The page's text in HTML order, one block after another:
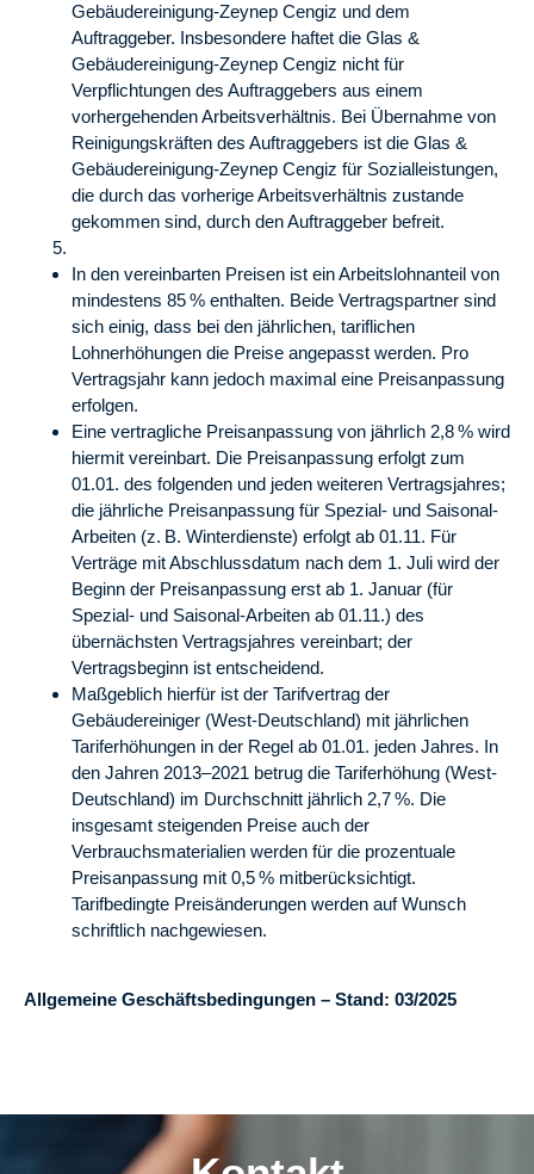
Gebäudereinigung-Zeynep Cengiz und dem
Auftraggeber. Insbesondere haftet die Glas &
Gebäudereinigung-Zeynep Cengiz nicht für
Verpflichtungen des Auftraggebers aus einem
vorhergehenden Arbeitsverhältnis. Bei Übernahme von
Reinigungskräften des Auftraggebers ist die Glas &
Gebäudereinigung-Zeynep Cengiz für Sozialleistungen,
die durch das vorherige Arbeitsverhältnis zustande
gekommen sind, durch den Auftraggeber befreit.
In den vereinbarten Preisen ist ein Arbeitslohnanteil von
mindestens 85 % enthalten. Beide Vertragspartner sind
sich einig, dass bei den jährlichen, tariflichen
Lohnerhöhungen die Preise angepasst werden. Pro
Vertragsjahr kann jedoch maximal eine Preisanpassung
erfolgen.
Eine vertragliche Preisanpassung von jährlich 2,8 % wird
hiermit vereinbart. Die Preisanpassung erfolgt zum
01.01. des folgenden und jeden weiteren Vertragsjahres;
die jährliche Preisanpassung für Spezial- und Saisonal-
Arbeiten (z. B. Winterdienste) erfolgt ab 01.11. Für
Verträge mit Abschlussdatum nach dem 1. Juli wird der
Beginn der Preisanpassung erst ab 1. Januar (für
Spezial- und Saisonal-Arbeiten ab 01.11.) des
übernächsten Vertragsjahres vereinbart; der
Vertragsbeginn ist entscheidend.
Maßgeblich hierfür ist der Tarifvertrag der
Gebäudereiniger (West-Deutschland) mit jährlichen
Tariferhöhungen in der Regel ab 01.01. jeden Jahres. In
den Jahren 2013–2021 betrug die Tariferhöhung (West-
Deutschland) im Durchschnitt jährlich 2,7 %. Die
insgesamt steigenden Preise auch der
Verbrauchsmaterialien werden für die prozentuale
Preisanpassung mit 0,5 % mitberücksichtigt.
Tarifbedingte Preisänderungen werden auf Wunsch
schriftlich nachgewiesen.
Allgemeine Geschäftsbedingungen – Stand: 03/2025